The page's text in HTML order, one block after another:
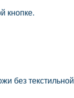
кнопке.
без текстильной